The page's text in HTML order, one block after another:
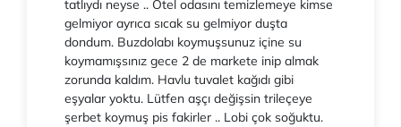
tatlıydı neyse .. Otel odasını temizlemeye kimse
gelmiyor ayrıca sıcak su gelmiyor duşta
dondum. Buzdolabı koymuşsunuz içine su
koymamışsınız gece 2 de markete inip almak
zorunda kaldım. Havlu tuvalet kağıdı gibi
eşyalar yoktu. Lütfen aşçı değişsin trileçeye
şerbet koymuş pis fakirler .. Lobi çok soğuktu.